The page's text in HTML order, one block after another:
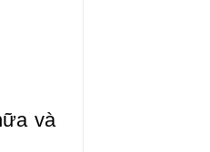
và